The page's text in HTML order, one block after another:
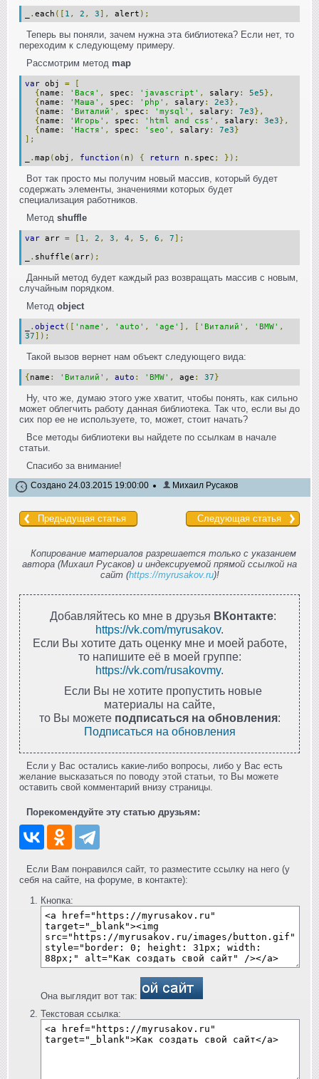
. each ([ 1 , 2 , 3 ], alert );
Теперь вы поняли, зачем нужна эта библиотека? Если нет, то
переходим к следующему примеру.
Рассмотрим метод map
var obj =
{ name : 'Вася' , spec : 'javascript' , salary : 5e5 },
{ name : 'Маша' , spec : 'php' , salary : 2e3 },
{ name : 'Виталий' , spec : 'mysql' , salary : 7e3 },
{ name : 'Игорь' , spec : 'html and css' , salary : 3e3 },
{ name : 'Настя' , spec : 'seo' , salary : 7e3 }
];
. map ( obj , function ( n ) { return n . spec ; });
Вот так просто мы получим новый массив, который будет
содержать элементы, значениями которых будет
специализация работников.
Метод shuffle
var arr = 1 , 2 , 3 , 4 , 5 , 6 , 7 ];
. shuffle ( arr);
Данный метод будет каждый раз возвращать массив с новым,
случайным порядком.
Метод object
. object ([ 'name' , 'auto' , 'age' ], 'Виталий' , 'BMW' ,
37 ]);
Такой вызов вернет нам объект следующего вида:
{ name : 'Виталий' , auto : 'BMW' , age : 37 }
Ну, что же, думаю этого уже хватит, чтобы понять, как сильно
может облегчить работу данная библиотека. Так что, если вы до
сих пор ее не используете, то, может, стоит начать?
Все методы библиотеки вы найдете по ссылкам в начале
статьи.
Спасибо за внимание!
Создано 24.03.2015 19:00:00 Михаил Русаков
Предыдущая статья Следующая статья
Копирование материалов разрешается только с указанием
автора (Михаил Русаков) и индексируемой прямой ссылкой на
сайт (https://myrusakov.ru)!
Добавляйтесь ко мне в друзья ВКонтакте:
https://vk.com/myrusakov.
Если Вы хотите дать оценку мне и моей работе,
то напишите её в моей группе:
https://vk.com/rusakovmy.
Если Вы не хотите пропустить новые
материалы на сайте,
то Вы можете подписаться на обновления:
Подписаться на обновления
Если у Вас остались какие-либо вопросы, либо у Вас есть
желание высказаться по поводу этой статьи, то Вы можете
оставить свой комментарий внизу страницы.
Порекомендуйте эту статью друзьям:
Если Вам понравился сайт, то разместите ссылку на него (у
себя на сайте, на форуме, в контакте):
Кнопка:
Она выглядит вот так:
Текстовая ссылка: